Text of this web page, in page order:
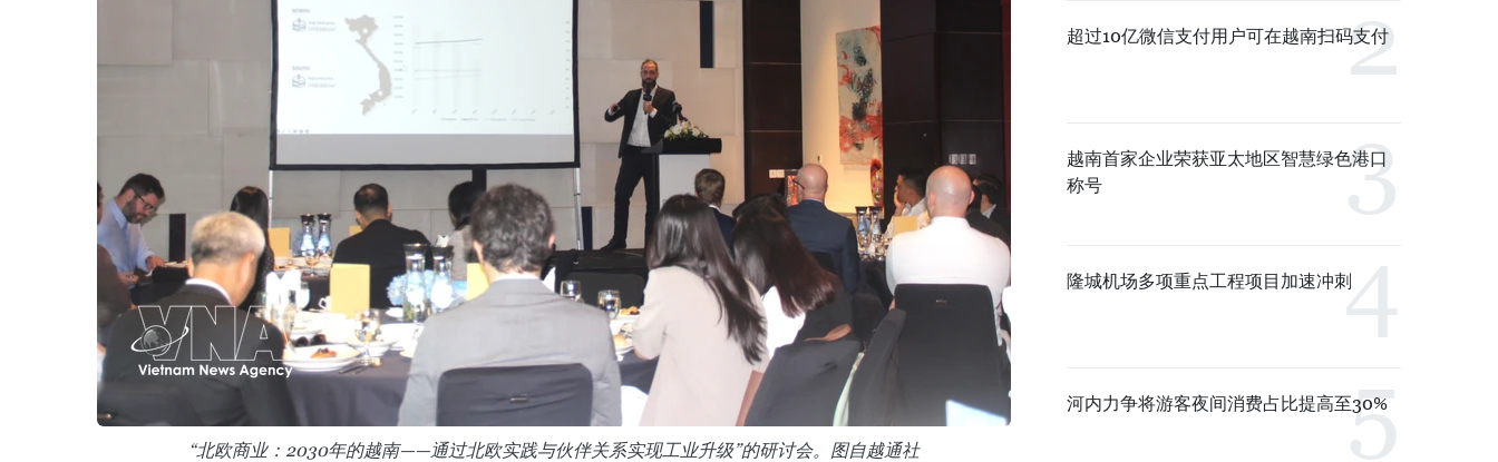
“北欧商业：2030年的越南——通过北欧实践与伙伴关系实现工业升级”的研讨会。图自越通社
超过10亿微信支付用户可在越南扫码支付
越南首家企业荣获亚太地区智慧绿色港口
称号
隆城机场多项重点工程项目加速冲刺
河内力争将游客夜间消费占比提高至30%